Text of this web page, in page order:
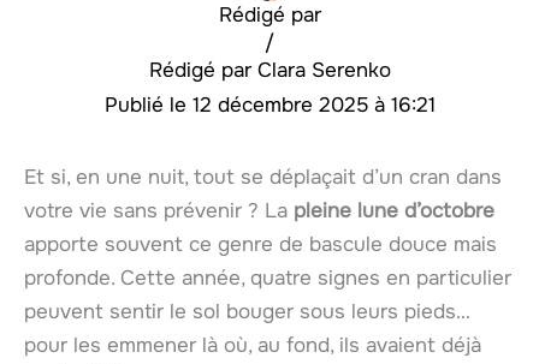
Rédigé par
Clara Serenko
/
12 décembre 2025 à 16:21
Et si, en une nuit, tout se déplaçait d’un cran dans
votre vie sans prévenir ? La pleine lune d’octobre
apporte souvent ce genre de bascule douce mais
profonde. Cette année, quatre signes en particulier
peuvent sentir le sol bouger sous leurs pieds…
pour les emmener là où, au fond, ils avaient déjà